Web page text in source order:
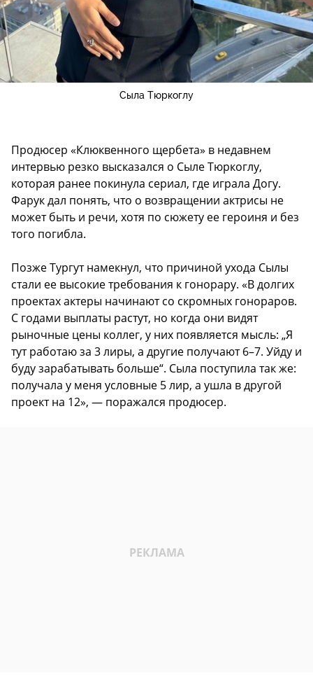
Сыла Тюркоглу
Продюсер «Клюквенного щербета» в недавнем
интервью резко высказался о Сыле Тюркоглу,
которая ранее покинула сериал, где играла Догу.
Фарук дал понять, что о возвращении актрисы не
может быть и речи, хотя по сюжету ее героиня и без
того погибла.
Позже Тургут намекнул, что причиной ухода Сылы
стали ее высокие требования к гонорару. «В долгих
проектах актеры начинают со скромных гонораров.
С годами выплаты растут, но когда они видят
рыночные цены коллег, у них появляется мысль: „Я
тут работаю за 3 лиры, а другие получают 6–7. Уйду и
буду зарабатывать больше“. Сыла поступила так же:
получала у меня условные 5 лир, а ушла в другой
проект на 12», — поражался продюсер.